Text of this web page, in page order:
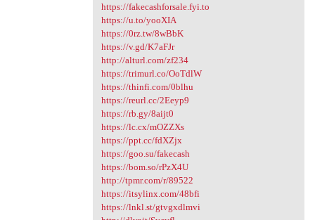
https://fakecashforsale.fyi.to
https://u.to/yooXIA
https://0rz.tw/8wBbK
https://v.gd/K7aFJr
http://alturl.com/zf234
https://trimurl.co/OoTdlW
https://thinfi.com/0blhu
https://reurl.cc/2Eeyp9
https://rb.gy/8aijt0
https://lc.cx/mOZZXs
https://ppt.cc/fdXZjx
https://goo.su/fakecash
https://bom.so/rPzX4U
http://tpmr.com/r/89522
https://itsylinx.com/48bfi
https://lnkl.st/gtvgxdlmvi